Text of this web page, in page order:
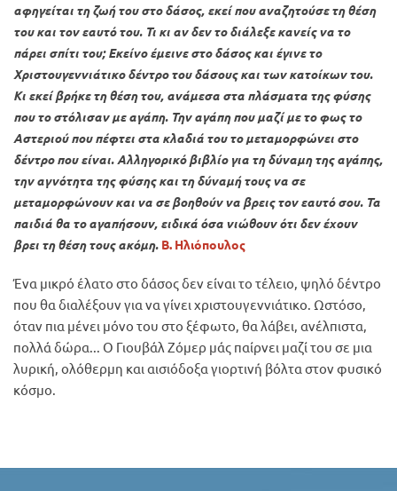
αφηγείται τη ζωή του στο δάσος, εκεί που αναζητούσε τη θέση
του και τον εαυτό του. Τι κι αν δεν το διάλεξε κανείς να το
πάρει σπίτι του; Εκείνο έμεινε στο δάσος και έγινε το
Χριστουγεννιάτικο δέντρο του δάσους και των κατοίκων του.
Κι εκεί βρήκε τη θέση του, ανάμεσα στα πλάσματα της φύσης
που το στόλισαν με αγάπη. Την αγάπη που μαζί με το φως το
Αστεριού που πέφτει στα κλαδιά του το μεταμορφώνει στο
δέντρο που είναι. Αλληγορικό βιβλίο για τη δύναμη της αγάπης,
την αγνότητα της φύσης και τη δύναμή τους να σε
μεταμορφώνουν και να σε βοηθούν να βρεις τον εαυτό σου. Τα
παιδιά θα το αγαπήσουν, ειδικά όσα νιώθουν ότι δεν έχουν
βρει τη θέση τους ακόμη. Β. Ηλιόπουλος
Ένα μικρό έλατο στο δάσος δεν είναι το τέλειο, ψηλό δέντρο
που θα διαλέξουν για να γίνει χριστουγεννιάτικο. Ωστόσο,
όταν πια μένει μόνο του στο ξέφωτο, θα λάβει, ανέλπιστα,
πολλά δώρα... Ο Γιουβάλ Ζόμερ μάς παίρνει μαζί του σε μια
λυρική, ολόθερμη και αισιόδοξα γιορτινή βόλτα στον φυσικό
κόσμο.